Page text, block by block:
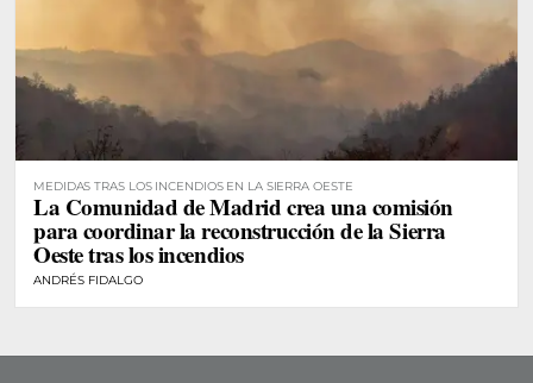
MEDIDAS TRAS LOS INCENDIOS EN LA SIERRA OESTE
La Comunidad de Madrid crea una comisión
para coordinar la reconstrucción de la Sierra
Oeste tras los incendios
ANDRÉS FIDALGO